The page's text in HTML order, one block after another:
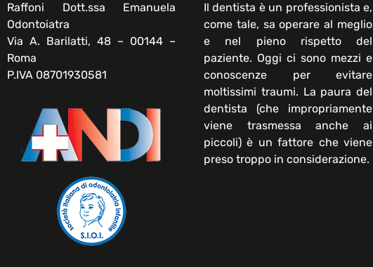
Raffoni Dott.ssa Emanuela
Odontoiatra
Via A. Barilatti, 48 – 00144 –
Roma
P.IVA 08701930581
Il dentista è un professionista e,
come tale, sa operare al meglio
e nel pieno rispetto del
paziente. Oggi ci sono mezzi e
conoscenze per evitare
moltissimi traumi. La paura del
dentista (che impropriamente
viene trasmessa anche ai
piccoli) è un fattore che viene
preso troppo in considerazione.